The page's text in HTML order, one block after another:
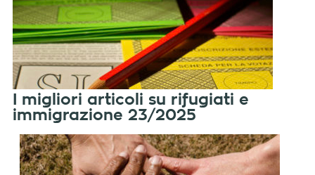
I migliori articoli su rifugiati e
immigrazione 23/2025